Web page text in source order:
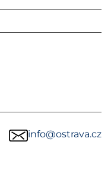
info@ostrava.cz